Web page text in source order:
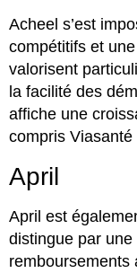
Acheel s’est
compétitifs et
valorisent
la facilité des
affiche une
compris
April
April est
distingue par
remboursements